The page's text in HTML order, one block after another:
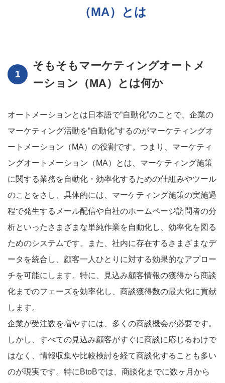
（MA）とは
そもそもマーケティングオートメ
ーション（MA）とは何か
オートメーションとは日本語で“自動化”のことで、企業の
マーケティング活動を“自動化”するのがマーケティングオ
ートメーション（MA）の役割です。つまり、マーケティ
ングオートメーション（MA）とは、マーケティング施策
に関する業務を自動化・効率化するための仕組みやツール
のことをさし、具体的には、マーケティング施策の実施過
程で発生するメール配信や自社のホームページ訪問者の分
析といったさまざまな単純作業を自動化し、効率化を図る
ためのシステムです。また、社内に存在するさまざまなデ
ータを統合し、顧客一人ひとりに対する効果的なアプロー
チを可能にします。特に、見込み顧客情報の獲得から商談
化までのフェーズを効率化し、商談獲得数の最大化に貢献
します。
企業が受注数を増やすには、多くの商談機会が必要です。
しかし、すべての見込み顧客がすぐに商談に応じるわけで
はなく、情報収集や比較検討を経て商談化することも多い
のが現実です。特にBtoBでは、商談化までに数ヶ月から